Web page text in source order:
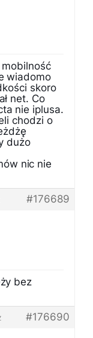
wiadomo
skoro
net. Co
nie iplusa.
chodzi o
dużo
nic nie
#176689
bez
#176690